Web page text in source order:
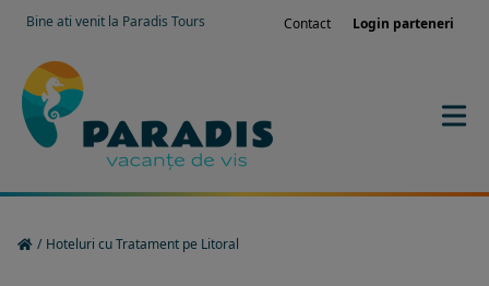
Bine ati venit la Paradis Tours Contact Login parteneri
/ Hoteluri cu Tratament pe Litoral